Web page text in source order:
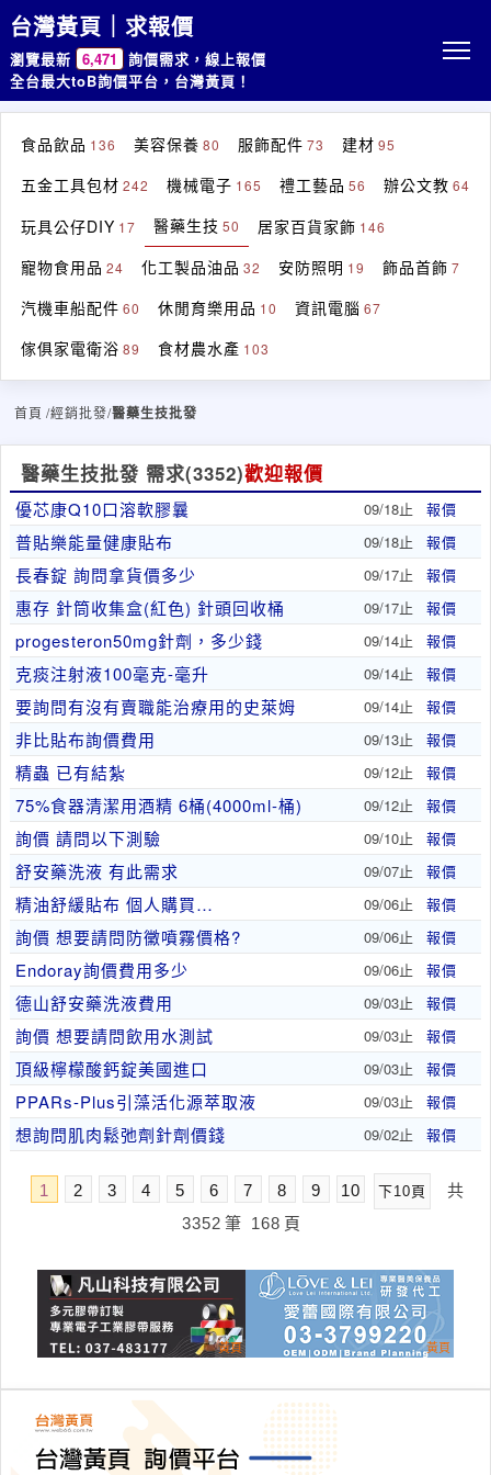
台灣黃頁｜求報價
瀏覽最新 6,471
詢價需求，線上報價
全台最大toB詢價平台，台灣黃頁！
食品飲品 136 美容保養 80 服飾配件 73 建材 95
五金工具包材 242 機械電子 165 禮工藝品 56 辦公文教 64
玩具公仔DIY 17 醫藥生技 50 居家百貨家飾 146
寵物食用品 24 化工製品油品 32 安防照明 19 飾品首飾 7
汽機車船配件 60 休閒育樂用品 10 資訊電腦 67
傢俱家電衛浴 89 食材農水產 103
首頁 /經銷批發/醫藥生技批發
醫藥生技批發 需求(3352)歡迎報價
優芯康Q10口溶軟膠曩 09/18止 報價
普貼樂能量健康貼布 09/18止 報價
長春錠 詢問拿貨價多少 09/17止 報價
惠存 針筒收集盒(紅色) 針頭回收桶 09/17止 報價
progesteron50mg針劑，多少錢 09/14止 報價
克痰注射液100毫克-毫升 09/14止 報價
要詢問有沒有賣職能治療用的史萊姆 09/14止 報價
非比貼布詢價費用 09/13止 報價
精蟲 已有結紮 09/12止 報價
75%食器清潔用酒精 6桶(4000ml-桶) 09/12止 報價
詢價 請問以下測驗 09/10止 報價
舒安藥洗液 有此需求 09/07止 報價
精油舒緩貼布 個人購買… 09/06止 報價
詢價 想要請問防黴噴霧價格? 09/06止 報價
Endoray詢價費用多少 09/06止 報價
德山舒安藥洗液費用 09/03止 報價
詢價 想要請問飲用水測試 09/03止 報價
頂級檸檬酸鈣錠美國進口 09/03止 報價
PPARs-Plus引藻活化源萃取液 09/03止 報價
想詢問肌肉鬆弛劑針劑價錢 09/02止 報價
1 2 3 4 5 6 7 8 9 10 下10頁
共
3352 筆 168 頁